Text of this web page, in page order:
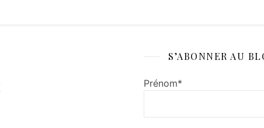
S’ABONNER AU
Prénom*